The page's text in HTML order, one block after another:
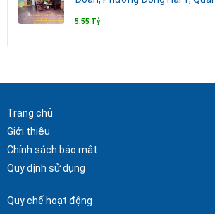
5.55 Tỷ
Trang chủ
Giới thiệu
Chính sách bảo mật
Quy định sử dụng
Quy chế hoạt động